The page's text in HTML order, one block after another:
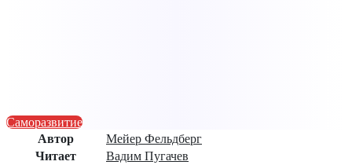
Саморазвитие
Автор
Мейер Фельдберг
Читает
Вадим Пугачев